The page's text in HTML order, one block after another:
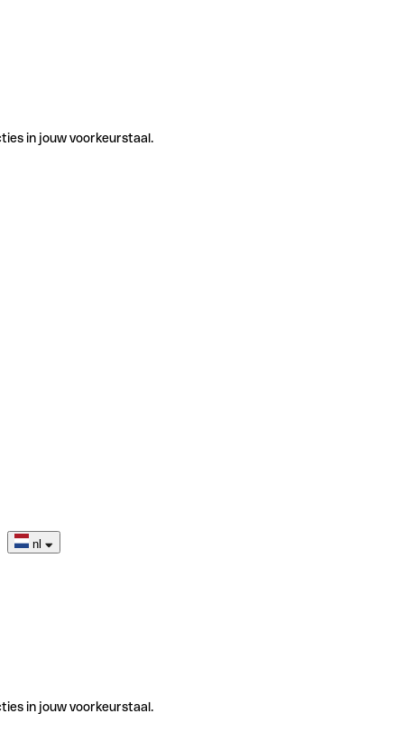
in jouw voorkeurstaal.
nl
in jouw voorkeurstaal.